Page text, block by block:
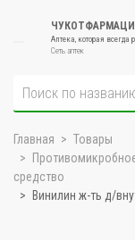
Аптека, которая всегда
Сеть аптек
Главная
Товары
средство
Винилин ж-ть д/